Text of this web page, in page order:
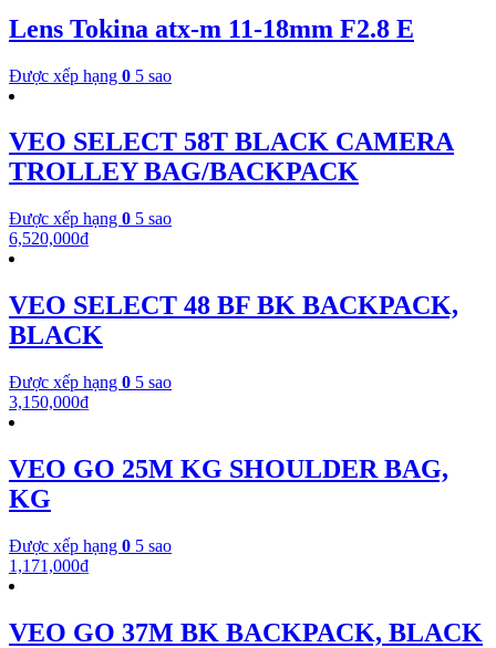
Lens Tokina atx-m 11-18mm F2.8 E
Được xếp hạng 0 5 sao
VEO SELECT 58T BLACK CAMERA
TROLLEY BAG/BACKPACK
Được xếp hạng 0 5 sao
6,520,000₫
VEO SELECT 48 BF BK BACKPACK,
BLACK
Được xếp hạng 0 5 sao
3,150,000₫
VEO GO 25M KG SHOULDER BAG,
KG
Được xếp hạng 0 5 sao
1,171,000₫
VEO GO 37M BK BACKPACK, BLACK